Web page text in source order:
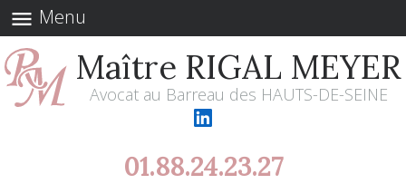
menu Menu
Maître RIGAL MEYER
Avocat au Barreau des HAUTS-DE-SEINE
01.88.24.23.27